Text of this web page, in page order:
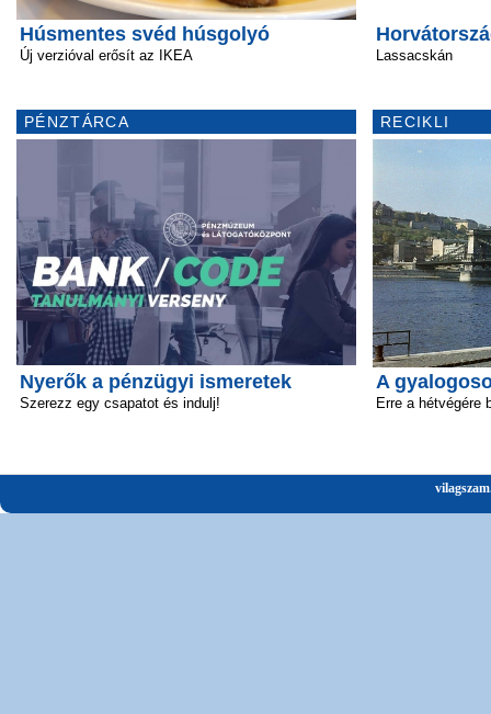
Húsmentes svéd húsgolyó
Új verzióval erősít az IKEA
PÉNZTÁRCA
Nyerők a pénzügyi ismeretek
Szerezz egy csapatot és indulj!
Lassacskán
RECIKLI
A
Erre a hétvégére